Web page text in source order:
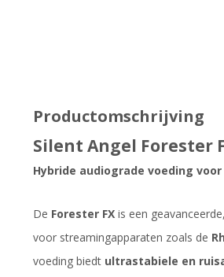
Productomschrijving
Silent Angel Forester
Hybride audiograde voeding
De Forester FX is een
voor streamingapparaten zoals de
voeding biedt ultrastabiele en